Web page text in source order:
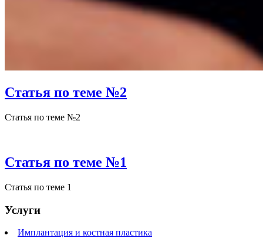
Статья по теме №2
Статья по теме №2
Статья по теме №1
Статья по теме 1
Услуги
Имплантация и костная пластика